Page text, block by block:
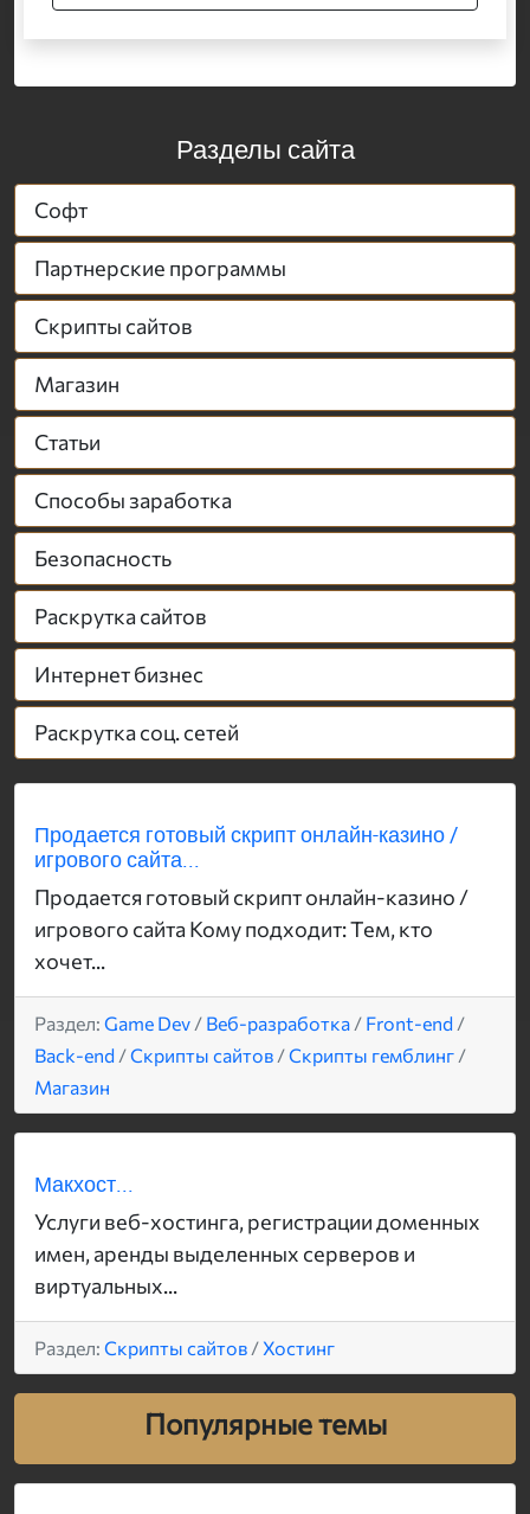
Разделы сайта
Софт
Партнерские программы
Скрипты сайтов
Магазин
Статьи
Способы заработка
Безопасность
Раскрутка сайтов
Интернет бизнес
Раскрутка соц. сетей
Продается готовый скрипт онлайн-казино /
игрового сайта...
Продается готовый скрипт онлайн-казино /
игрового сайта Кому подходит: Тем, кто
хочет...
Раздел: Game Dev / Веб-разработка / Front-end /
Back-end /Скрипты сайтов /Скрипты гемблинг /
Магазин
Макхост...
Услуги веб-хостинга, регистрации доменных
имен, аренды выделенных серверов и
виртуальных...
Раздел: Скрипты сайтов /Хостинг
Популярные темы